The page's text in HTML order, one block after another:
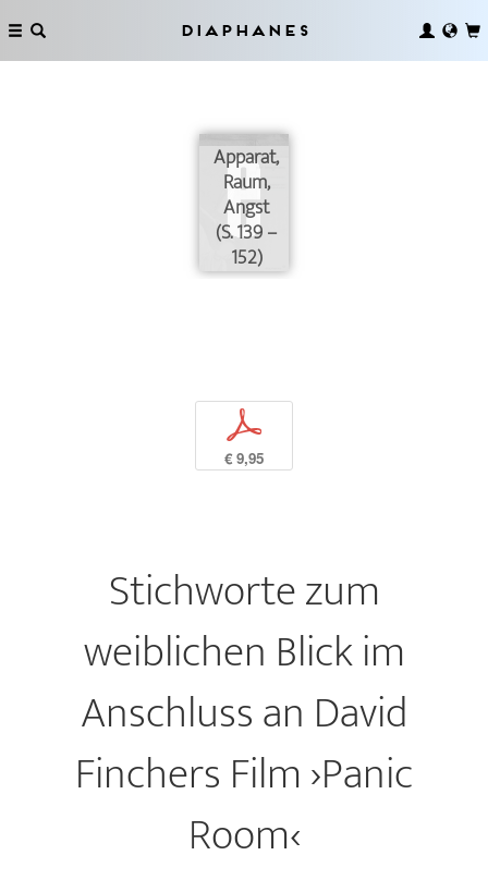
Diaphanes
Apparat,
Raum,
Angst
(S. 139 –
152)
p
€ 9,95
Stichworte zum
weiblichen Blick im
Anschluss an David
Finchers Film ›Panic
Room‹